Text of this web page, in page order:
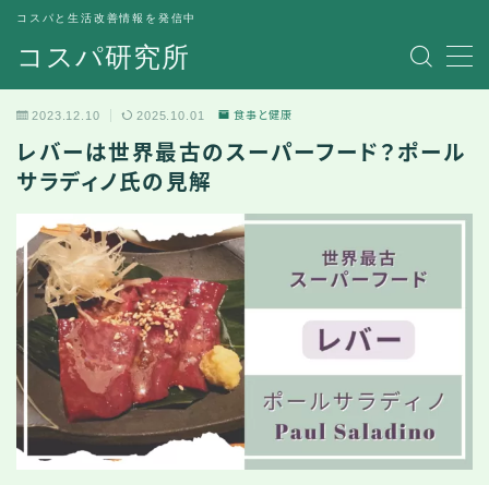
コスパ研究所
コスパと生活改善情報を発信中
コスパ改善
体験談とか
2023.12.10 2025.10.01 食事と健康
レバーは世界最古のスーパーフード？ポール
サラディノ氏の見解